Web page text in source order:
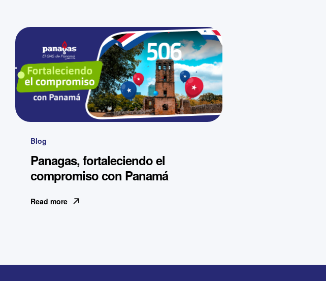
Blog
Panagas, fortaleciendo el
compromiso con Panamá
Read more